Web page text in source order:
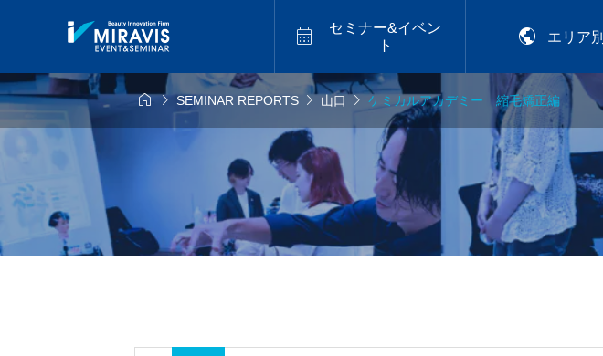

セミナー&イベン
ト
 エリア別
9月14日
mon／トレ
カットハイラ
イヤージュセ
福岡】
2026年9月18日
2026.9.18 fri／プレトワ
セミナー【松江】

わせカット
福山
アメイジアカラー講習
2026.07.29

SEMINAR REPORTS 山口ケミカルアカデミー 縮毛矯正編